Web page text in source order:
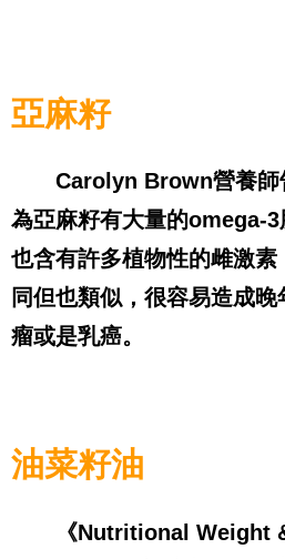
亞麻籽
Carolyn Brown營養師
為亞麻籽有大量的omega-3
也含有許多植物性的雌激素
同但也類似，很容易造成
瘤或是乳癌。
油菜籽油
《Nutritional Weight